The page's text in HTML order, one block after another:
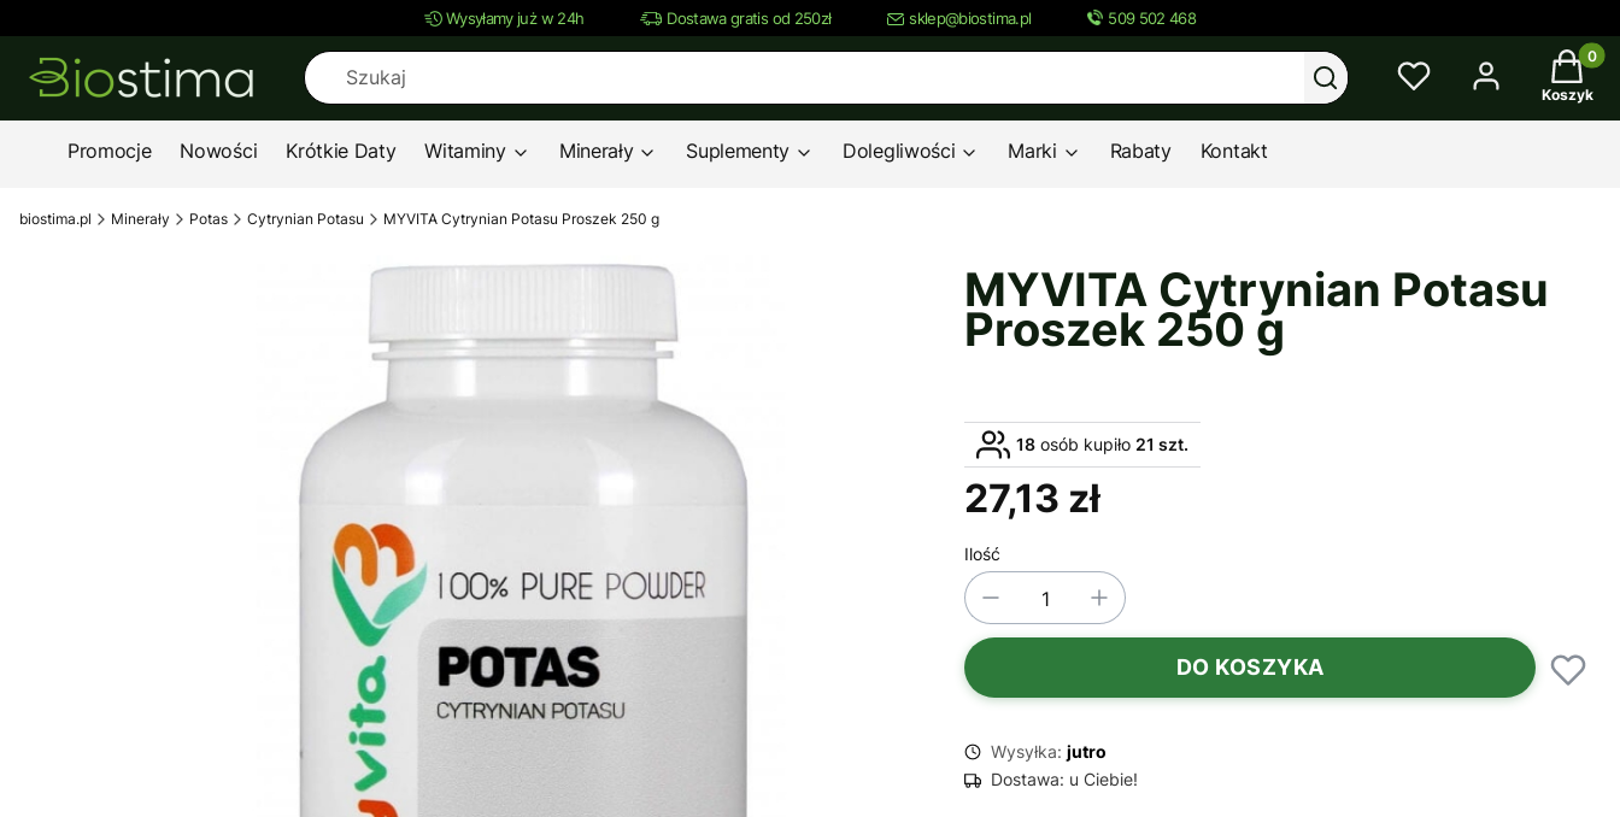
Wysyłamy już w 24h Dostawa gratis od 250zł sklep@biostima.pl 509 502 468
WyczyśćSzukaj
Twój
Koszyk
Promocje Nowości Krótkie Daty Witaminy Minerały Suplementy Dolegliwości Marki Rabaty Kontakt
biostima.pl Minerały Potas Cytrynian Potasu MYVITA Cytrynian Potasu Proszek 250 g
MYVITA Cytrynian Potasu
Proszek 250 g
18 osób kupiło 21 szt.
Cena
27,13 zł
Ilość
DO KOSZYKA
Wysyłka: jutro
Dostawa: u Ciebie!